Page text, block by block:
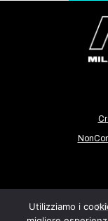
Utilizziamo i